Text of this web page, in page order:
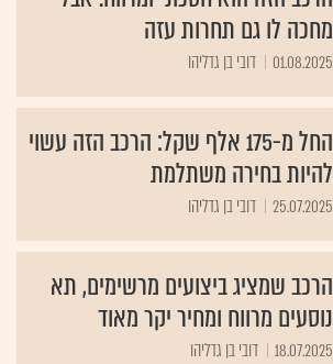
מחכה לו גם תחרות עזה
01.08.2025 דובי בן גדליהו
החל מ-175 אלף שקל: הרכב הזה עשוי
להיות בחירה משתלמת
25.07.2025 דובי בן גדליהו
הרכב שמציג ביצועים מרשימים, תא
נוסעים מרווח ומחיר יקר מאוד
18.07.2025 דובי בן גדליהו